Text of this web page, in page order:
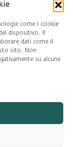
come i cookie
dispositivo. Il
dati come il
sito. Non
su alcune